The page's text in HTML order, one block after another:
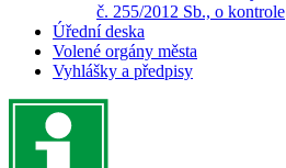
č. 255/2012 Sb., o kontrole
Úřední deska
Volené orgány města
Vyhlášky a předpisy